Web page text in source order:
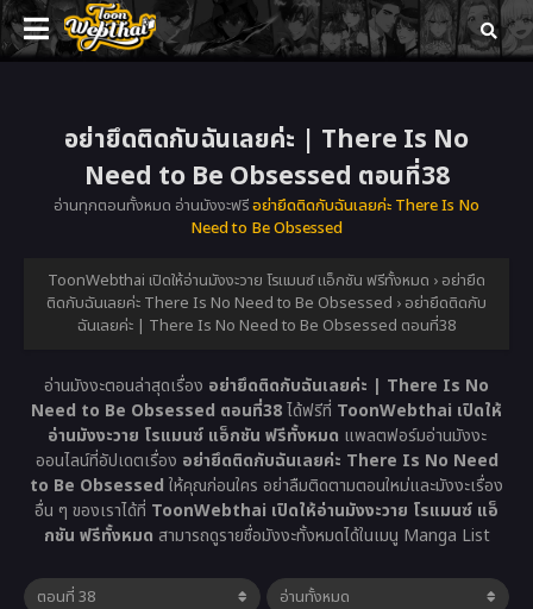
อย่ายึดติดกับฉันเลยค่ะ | There Is No
Need to Be Obsessed ตอนที่38
อ่านทุกตอนทั้งหมด อ่านมังงะฟรีอย่ายึดติดกับฉันเลยค่ะ There Is No
Need to Be Obsessed
ToonWebthai เปิดให้อ่านมังงะวาย โรแมนซ์ แอ็กชัน ฟรีทั้งหมด › อย่ายึด
ติดกับฉันเลยค่ะ There Is No Need to Be Obsessed › อย่ายึดติดกับ
ฉันเลยค่ะ | There Is No Need to Be Obsessed ตอนที่38
อ่านมังงะตอนล่าสุดเรื่อง อย่ายึดติดกับฉันเลยค่ะ | There Is No
Need to Be Obsessed ตอนที่38ได้ฟรีที่ ToonWebthai เปิดให้
อ่านมังงะวาย โรแมนซ์ แอ็กชัน ฟรีทั้งหมด แพลตฟอร์มอ่านมังงะ
ออนไลน์ที่อัปเดตเรื่อง อย่ายึดติดกับฉันเลยค่ะ There Is No Need
to Be Obsessed ให้คุณก่อนใคร อย่าลืมติดตามตอนใหม่และมังงะเรื่อง
อื่น ๆ ของเราได้ที่ ToonWebthai เปิดให้อ่านมังงะวาย โรแมนซ์ แอ็
กชัน ฟรีทั้งหมด สามารถดูรายชื่อมังงะทั้งหมดได้ในเมนู Manga List